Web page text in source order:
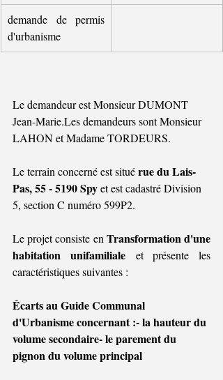
demande de permis
d'urbanisme
Le demandeur est Monsieur DUMONT
Jean-Marie.Les demandeurs sont Monsieur
LAHON et Madame TORDEURS.
Le terrain concerné est situé rue du Lais-
Pas, 55 - 5190 Spy et est cadastré Division
5, section C numéro 599P2.
Le projet consiste en Transformation d'une
habitation unifamiliale et présente les
caractéristiques suivantes :
Écarts au Guide Communal
d'Urbanisme concernant :- la hauteur du
volume secondaire- le parement du
pignon du volume principal